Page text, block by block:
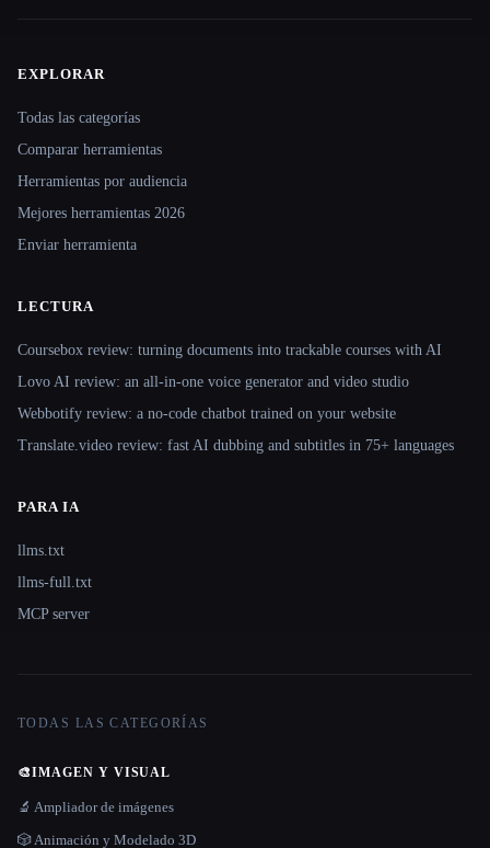
Site navigation
EXPLORAR
Todas las categorías
Comparar herramientas
Herramientas por audiencia
Mejores herramientas 2026
Enviar herramienta
LECTURA
Coursebox review: turning documents into trackable courses with AI
Lovo AI review: an all-in-one voice generator and video studio
Webbotify review: a no-code chatbot trained on your website
Translate.video review: fast AI dubbing and subtitles in 75+ languages
PARA IA
llms.txt
llms-full.txt
MCP server
TODAS LAS CATEGORÍAS
🎨IMAGEN Y VISUAL
🔬 Ampliador de imágenes
🎲 Animación y Modelado 3D